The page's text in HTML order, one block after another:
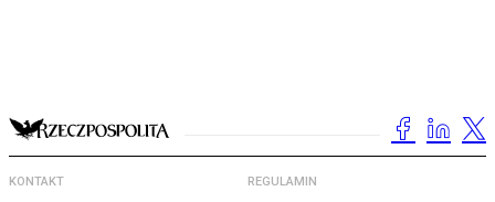
KONTAKT REGULAMIN